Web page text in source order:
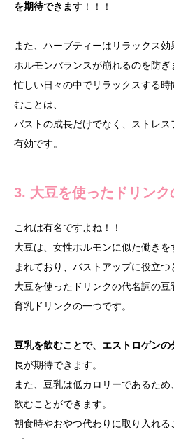
を期待できます ！！！
また、ハーブティーはリラックス
ホルモンバランスが崩れるのを防ぎ
忙しい日々の中でリラックスする
むことは、
バストの成長だけでなく、ストレ
有効です。
3. 大豆を使ったドリンク
これは有名ですよね！！
大豆は、女性ホルモンに似た働き
まれており、バストアップに役立つ
大豆を使ったドリンクの代名詞の
育乳ドリンクの一つです。
豆乳を飲むことで、エストロゲンの
長が期待できます。
また、豆乳は低カロリーであるた
飲むことができます。
朝食時やおやつ代わりに取り入れ